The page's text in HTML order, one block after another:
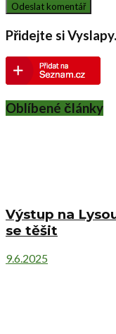
Přidejte si
Oblíbené články
Výstup na
se těšit
9.6.2025